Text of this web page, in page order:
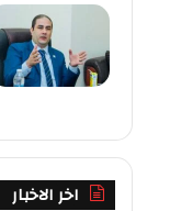
اخر الاخبار